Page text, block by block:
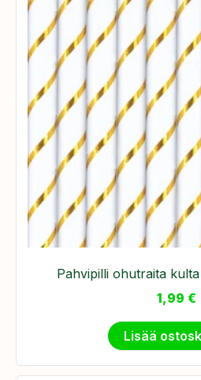
Pahvipilli ohutraita
1,99 €
Lisää